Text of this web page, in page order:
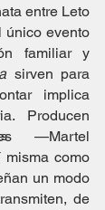
entre Leto
único evento
familiar y
sirven para
implica
Producen
—Martel
como
un modo
de